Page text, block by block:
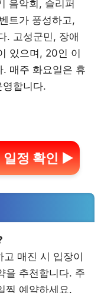
음악회, 슬리퍼
트가 풍성하고,
. 고성군민, 장애
있으며, 20인 이
매주 화요일은 휴
합니다.
일정 확인 ▶
매진 시 입장이
을 추천합니다. 주
찍 예약하세요.